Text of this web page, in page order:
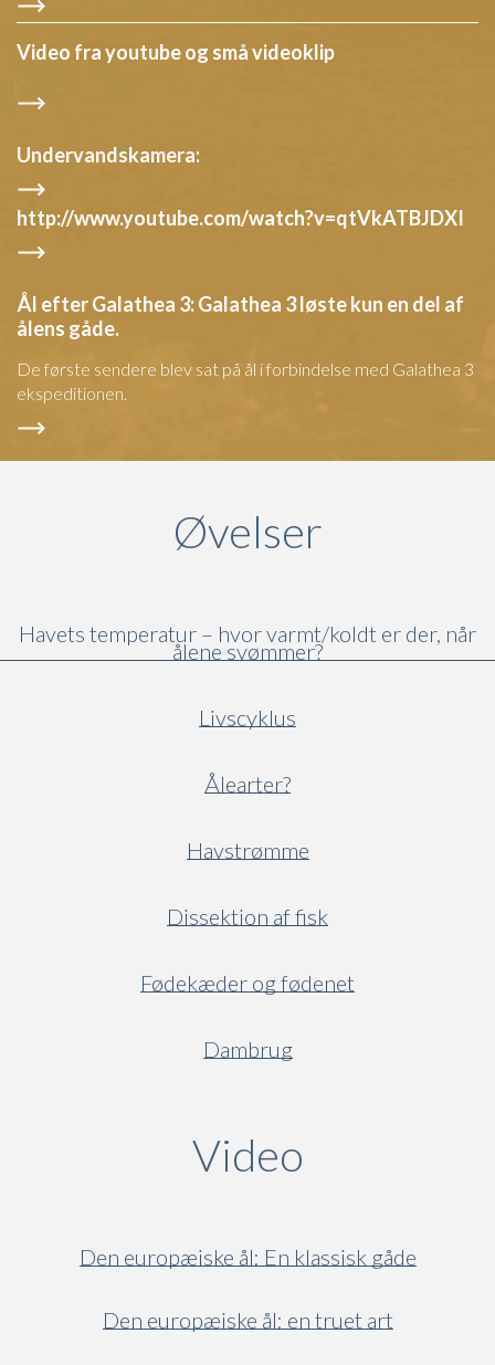
Video fra youtube og små videoklip
Undervandskamera:
http://www.youtube.com/watch?v=qtVkATBJDXI
Ål efter Galathea 3: Galathea 3 løste kun en del af
ålens gåde.
De første sendere blev sat på ål i forbindelse med Galathea 3
ekspeditionen.
Øvelser
Havets temperatur – hvor varmt/koldt er der, når
ålene svømmer?
Livscyklus
Ålearter?
Havstrømme
Dissektion af fisk
Fødekæder og fødenet
Dambrug
Video
Den europæiske ål: En klassisk gåde
Den europæiske ål: en truet art